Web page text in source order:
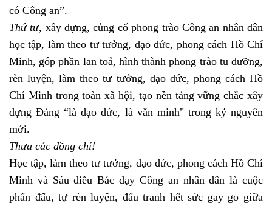
có Công an”.
Thứ tư, xây dựng, củng cố phong trào Công an nhân dân
học tập, làm theo tư tưởng, đạo đức, phong cách Hồ Chí
Minh, góp phần lan toả, hình thành phong trào tu dưỡng,
rèn luyện, làm theo tư tưởng, đạo đức, phong cách Hồ
Chí Minh trong toàn xã hội, tạo nền tảng vững chắc xây
dựng Đảng “là đạo đức, là văn minh" trong kỷ nguyên
mới.
Thưa các đồng chí!
Học tập, làm theo tư tưởng, đạo đức, phong cách Hồ Chí
Minh và Sáu điều Bác dạy Công an nhân dân là cuộc
phấn đấu, tự rèn luyện, đấu tranh hết sức gay go giữa